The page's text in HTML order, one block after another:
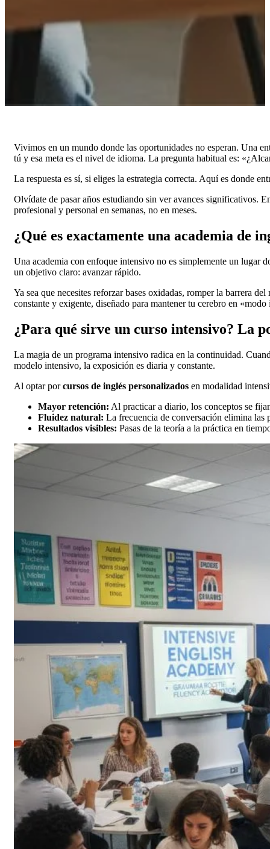
Vivimos en un mundo donde las oportunidades no esperan. Una
tú y esa meta es el nivel de idioma. La pregunta habitual es:
La respuesta es sí, si eliges la estrategia correcta. Aquí es donde
Olvídate de pasar años estudiando sin ver avances significativos.
profesional y personal en semanas, no en meses.
¿Qué es exactamente una academia de
Una academia con enfoque intensivo no es simplemente un lugar
un objetivo claro: avanzar rápido.
Ya sea que necesites reforzar bases oxidadas, romper la barrera
constante y exigente, diseñado para mantener tu cerebro en
¿Para qué sirve un curso intensivo? La
La magia de un programa intensivo radica en la continuidad.
modelo intensivo, la exposición es diaria y constante.
Al optar porcursos de inglés personalizados en modalidad
Mayor retención: Al practicar a diario, los conceptos se
Fluidez natural: La frecuencia de conversación elimina las
Resultados visibles: Pasas de la teoría a la práctica en